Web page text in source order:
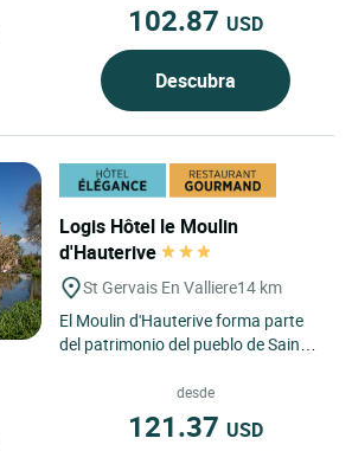
102.87 USD
Descubra
Logis Hôtel le Moulin
d'Hauterive
St Gervais En Valliere14 km
El Moulin d'Hauterive forma parte
del patrimonio del pueblo de Saint
en Borgoña. Este...
desde
121.37 USD